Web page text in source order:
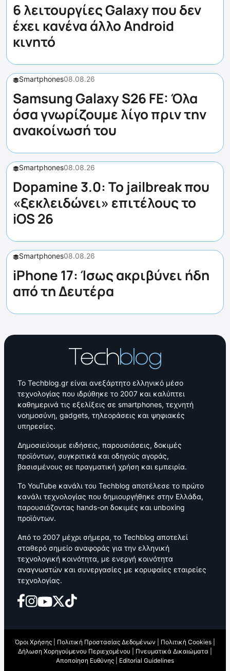
6 λειτουργίες Galaxy που δεν
έχει κανένα άλλο Android
κινητό
Smartphones08.08.26
Samsung Galaxy S26 FE: Όλα
όσα γνωρίζουμε λίγο πριν την
ανακοίνωσή του
Smartphones08.08.26
Dopamine 3.0: Το jailbreak που
«ξεκλειδώνει» επιτέλους το
iOS 26
Smartphones08.08.26
iPhone 17: Ίσως ακριβύνει ήδη
από τη Δευτέρα
Το Techblog.gr είναι ανεξάρτητο ελληνικό μέσο
τεχνολογίας που ιδρύθηκε το 2007 και καλύπτει
καθημερινά τις εξελίξεις σε smartphones, τεχνητή
νοημοσύνη, gadgets, τηλεοράσεις και ψηφιακές
υπηρεσίες.
Δημοσιεύουμε ειδήσεις, παρουσιάσεις, δοκιμές
προϊόντων, συγκριτικά και οδηγούς αγοράς,
βασισμένους σε πραγματική χρήση και εμπειρία.
Το YouTube κανάλι του Techblog αποτέλεσε το πρώτο
κανάλι τεχνολογίας που δημιουργήθηκε στην Ελλάδα,
παρουσιάζοντας hands-on δοκιμές και unboxing
προϊόντων.
Από το 2007 μέχρι σήμερα, το Techblog αποτελεί
σταθερό σημείο αναφοράς για την ελληνική
τεχνολογική κοινότητα, με ενεργή κοινότητα
αναγνωστών και συνεργασίες με κορυφαίες εταιρείες
τεχνολογίας.
Όροι Χρήσης Πολιτική Προστασίας Δεδομένων Πολιτική Cookies
Δήλωση Χορηγούμενου Περιεχομένου
Πνευματικά Δικαιώματα
Αποποίηση Ευθύνης
Editorial Guidelines